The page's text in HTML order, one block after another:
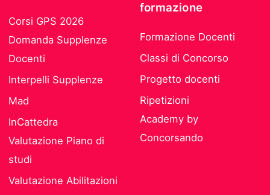
Corsi GPS 2026
Domanda Supplenze
Docenti
Interpelli Supplenze
Mad
InCattedra
Valutazione Piano di
studi
Valutazione Abilitazioni
formazione
Formazione Docenti
Classi di Concorso
Progetto docenti
Ripetizioni
Academy by
Concorsando